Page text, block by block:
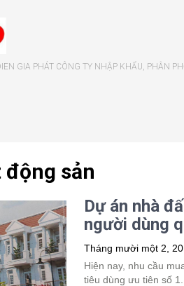
GIA PHÁT CÔNG TY NHẬP KHẨU, PHÂN
động sản
Dự án nhà
người dùng
Tháng mười một 2,
Hiện nay, nhu cầu
tiêu dùng ưu tiên số